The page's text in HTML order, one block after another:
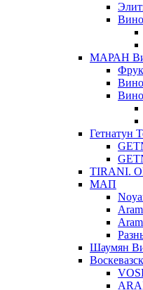
МАРАН
Гетнатун
TIRANI.
МАП
Шаумян